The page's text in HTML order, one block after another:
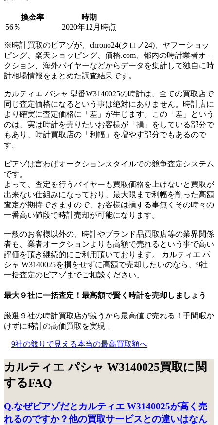
換金率
時期
56％
2020年12月時点
※時計買取のピアゾが、chrono24(クロノ24)、ヤフーショッ
ピング、楽天ショッピング、価格.com、都内の時計業者オー
クション、海外バイヤーなどからデータを集計して独自に時
計相場情報をまとめた調査結果です。
カルティエ パシャ 型番W3140025の時計は、全ての買取店で
同じ査定価格になるという事は絶対にありません。時計店に
より確実に査定価格に「差」が生じます。この「差」という
のは、実は時計を売りたいお客様が「損」をしている部分で
もあり、時計買取店の「利幅」を増やす部分でもあるので
す。
ピアゾは言わばオークションスタイルでの競争査定システム
です。
よって、査定を行うバイヤーも買取価格を上げないと買取が
出来ない仕組みになっており、最大限まで利幅を削った高額
査定が期待できますので、お客様は損する事無くその時々の
一番高い値段で時計売却が可能になります。
一般のお客様以外の、時計やブランド品買取店等の業界関係
者も、業者オークションよりも高額で売れるという事で高い
評価を頂き継続的にご利用頂いております。 カルティエ パ
シャ W3140025を損をせずに高額で売却したいのなら、9社
一括査定のピアゾまでご相談ください。
最大９社に一括査定！ 最高額で賢く時計を売却しましょう
厳選９社の時計買取店が競うから最高値で売れる！手間暇か
けずに時計の高価買取を実現！
9社の競りで見える本当の最高買取額へ
カルティエ パシャ W3140025買取に関
するFAQ
Q.なぜピアゾだとカルティエ W3140025が高く売
れるのですか？他の買取サービスとの違いはなん